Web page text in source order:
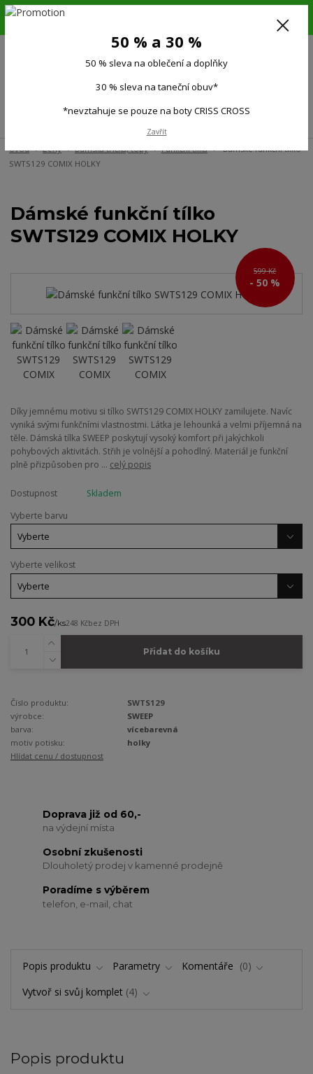
6.-16.8.26. DOVOLENÁ !!! 50 % SLEVA na všechno oblečení a doplňky !!!
(Po-Pá 9:00-15.00)
Úvod Ženy Dámská trička, topy Funkční tílka
Dámské funkční tílko
SWTS129 COMIX HOLKY
Dámské funkční tílko
SWTS129 COMIX HOLKY
599 Kč
- 50 %
Díky jemnému motivu si tílko SWTS129 COMIX HOLKY zamilujete. Navíc
vyniká svými funkčními vlastnostmi. Látka je lehounká a velmi příjemná na
těle. Dámská tílka SWEEP poskytují vysoký komfort při jakýchkoli
pohybových aktivitách. Střih je volnější a pohodlný. Materiál je funkční
plně přizpůsoben pro ... celý popis
Dostupnost
Skladem
Vyberte barvu
Vyberte velikost
300 Kč/ks248 Kčbez DPH
Přidat do košíku
Číslo produktu:
SWTS129
výrobce:
SWEEP
barva:
vícebarevná
motiv potisku:
holky
Hlídat cenu / dostupnost
Doprava již od 60,-
na výdejní místa
Osobní zkušenosti
Dlouholetý prodej v kamenné prodejně
Poradíme s výběrem
telefon, e-mail, chat
Popis produktu Parametry Komentáře
0
Vytvoř si svůj komplet 4
Popis produktu
50 % a 30 %
50 % sleva na oblečení a doplňky
30 % sleva na taneční obuv*
*nevztahuje se pouze na boty CRISS CROSS
Zavřít